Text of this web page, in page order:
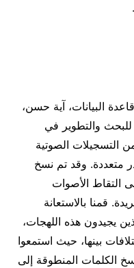
البيانات، آية حسن،
والتطوير في
التسجيلات الصوتية
متعددة. وقد تم نسخ
التقاط الأصوات
قمنا بالاستعانة
يجيدون هذه اللهجات،
بينها، حيث استمعوا
الكلمات المنطوقة إلى